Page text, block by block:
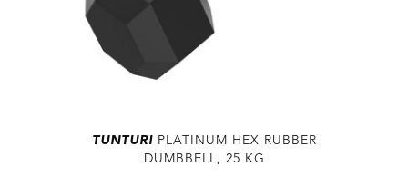
TUNTURIPLATINUM HEX RUBBER
DUMBBELL, 25 KG